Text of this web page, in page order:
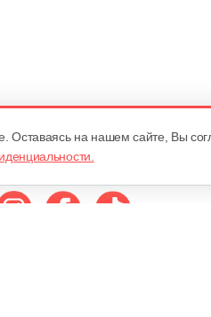
Оставаясь на нашем сайте, Вы